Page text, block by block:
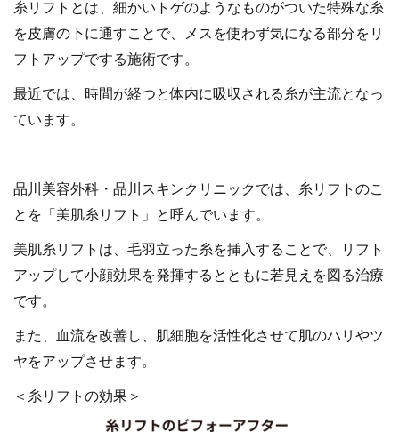
糸リフトとは、細かいトゲのようなものがついた特殊な糸
を皮膚の下に通すことで、メスを使わず気になる部分をリ
フトアップでする施術です。
最近では、時間が経つと体内に吸収される糸が主流となっ
ています。
品川美容外科・品川スキンクリニックでは、糸リフトのこ
とを「美肌糸リフト」と呼んでいます。
美肌糸リフトは、毛羽立った糸を挿入することで、リフト
アップして小顔効果を発揮するとともに若見えを図る治療
です。
また、血流を改善し、肌細胞を活性化させて肌のハリやツ
ヤをアップさせます。
＜糸リフトの効果＞